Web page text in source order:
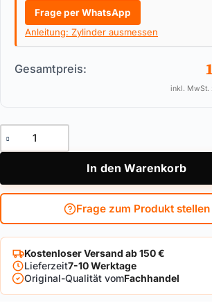
Frage per WhatsApp
Anleitung: Zylinder ausmessen
Gesamtpreis:
inkl.
Einsteckschloss - Zimmertür BKS B-0515
In den Warenkorb
Frage zum Produkt stellen
Kostenloser Versand ab 150 €
Lieferzeit7-10 Werktage
Original-Qualität vomFachhandel